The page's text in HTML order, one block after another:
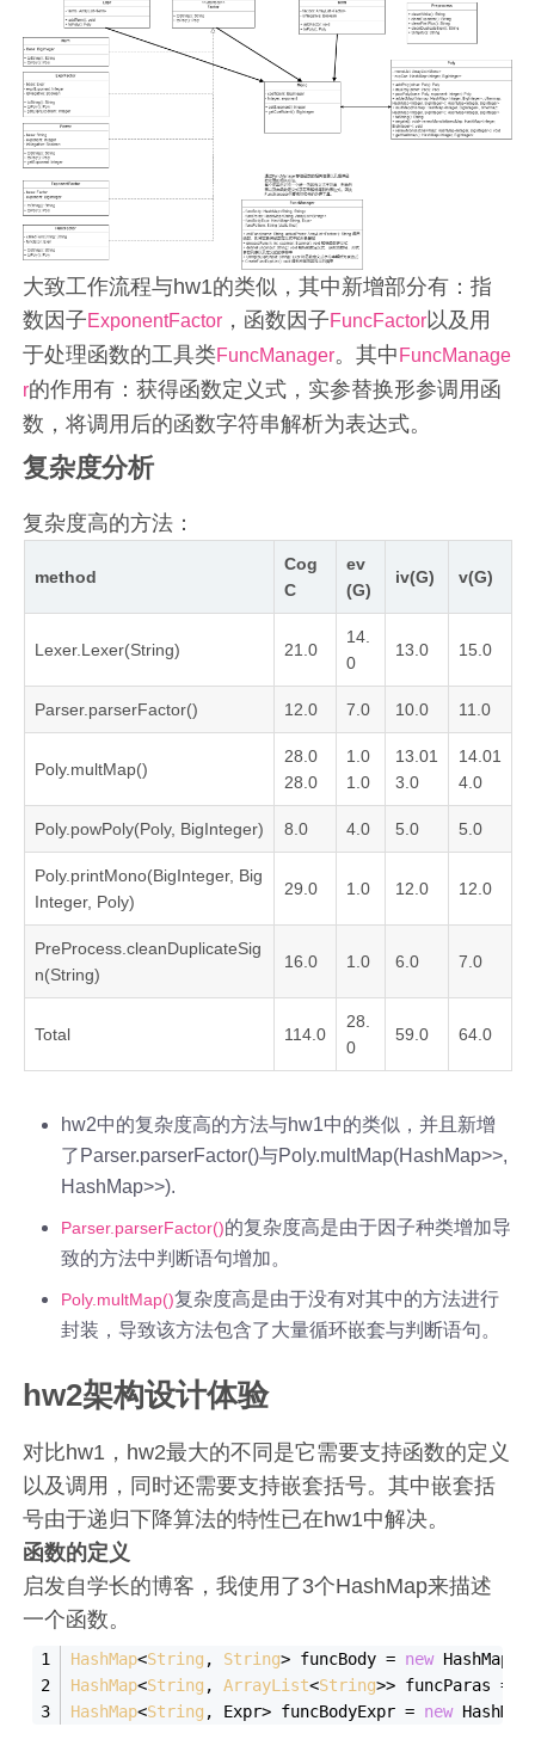
大致工作流程与hw1的类似，其中新增部分有：指
数因子ExponentFactor ，函数因子FuncFactor以及用
于处理函数的工具类FuncManager。其中 FuncManage
r的作用有：获得函数定义式，实参替换形参调用函
数，将调用后的函数字符串解析为表达式。
复杂度分析
复杂度高的方法：
method
Cog
C
ev
(G)
iv(G) v(G)
Lexer.Lexer(String) 21.0
14.
0
13.0 15.0
Parser.parserFactor() 12.0 7.0 10.0 11.0
Poly.multMap()
28.0
28.0
1.0
1.0
13.01
3.0
14.01
4.0
Poly.powPoly(Poly, BigInteger) 8.0 4.0 5.0 5.0
Poly.printMono(BigInteger, Big
Integer, Poly)
29.0 1.0 12.0 12.0
PreProcess.cleanDuplicateSig
n(String)
16.0 1.0 6.0 7.0
Total 114.0
28.
0
59.0 64.0
hw2中的复杂度高的方法与hw1中的类似，并且新增
了Parser.parserFactor()与Poly.multMap(HashMap>>,
HashMap>>).
Parser.parserFactor()的复杂度高是由于因子种类增加导
致的方法中判断语句增加。
Poly.multMap()复杂度高是由于没有对其中的方法进行
封装，导致该方法包含了大量循环嵌套与判断语句。
hw2架构设计体验
对比hw1，hw2最大的不同是它需要支持函数的定义
以及调用，同时还需要支持嵌套括号。其中嵌套括
号由于递归下降算法的特性已在hw1中解决。
函数的定义
启发自学长的博客，我使用了3个HashMap来描述
一个函数。
HashMap<String , String> funcBody = new HashMap
HashMap<String , ArrayList<String>> funcParas =
HashMap<String , Expr> funcBodyExpr = new HashMap